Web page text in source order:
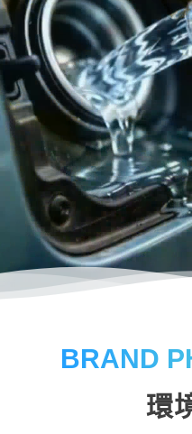
BRAND
環